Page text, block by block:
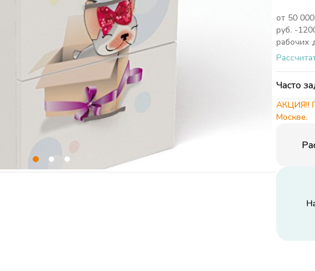
от 50
руб. -
рабочих
Часто
АКЦИЯ!!
Москве.